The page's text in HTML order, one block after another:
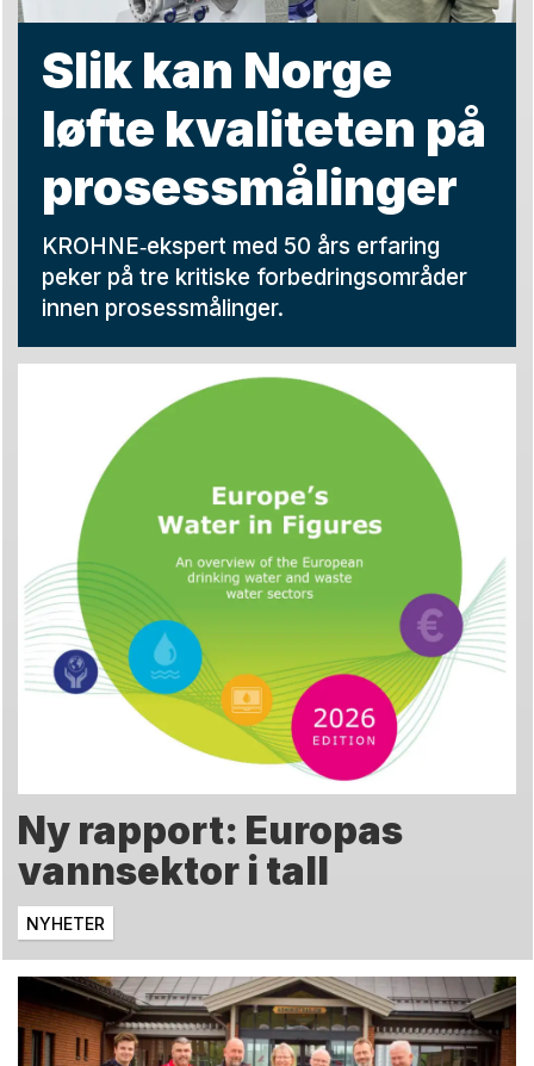
Slik kan Norge
løfte kvaliteten på
prosessmålinger
KROHNE‑ekspert med 50 års erfaring
peker på tre kritiske forbedringsområder
innen prosessmålinger.
Ny rapport: Europas
vannsektor i tall
NYHETER